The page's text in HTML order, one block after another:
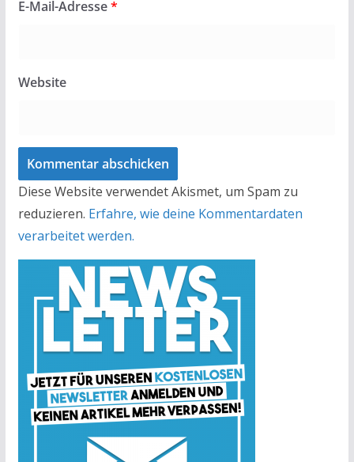
E-Mail-Adresse*
Website
Diese Website verwendet Akismet, um Spam zu
reduzieren. Erfahre, wie deine Kommentardaten
verarbeitet werden.